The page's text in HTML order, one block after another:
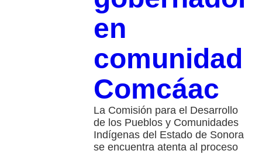
en
comunidad
Comcáac
La Comisión para el Desarrollo
de los Pueblos y Comunidades
Indígenas del Estado de Sonora
se encuentra atenta al proceso